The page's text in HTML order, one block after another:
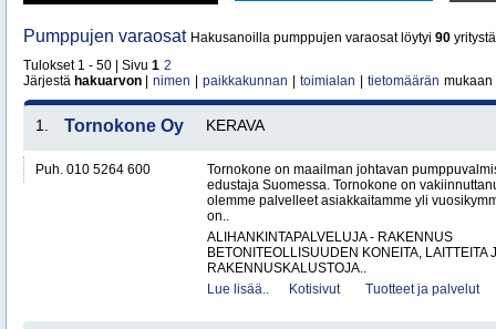
Pumppujen varaosat Hakusanoilla pumppujen varaosat löytyi 90
Tulokset 1 - 50 | Sivu 1 2
Järjestä hakuarvon nimen paikkakunnan toimialan tietomäärän mukaan
1. Tornokone Oy KERAVA
Puh. 010 5264 600
Tornokone on maailman johtavan
edustaja Suomessa. Tornokone on
olemme palvelleet asiakkaitamme yli
on..
ALIHANKINTAPALVELUJA - RAKENNUS
BETONITEOLLISUUDEN KONEITA, LAITTEITA
RAKENNUSKALUSTOJA..
Lue lisää..
Kotisivut Tuotteet ja palvelut